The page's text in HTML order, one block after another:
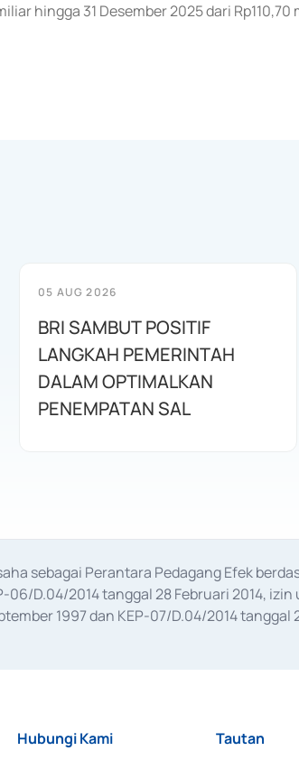
hingga 31 Desember 2025 dari Rp110,70
05 AUG 2026
BRI SAMBUT POSITIF
LANGKAH PEMERINTAH
DALAM OPTIMALKAN
PENEMPATAN SAL
sebagai Perantara Pedagang Efek
06/D.04/2014 tanggal 28 Februari 2014,
1997 dan KEP-07/D.04/2014
Hubungi Kami Tautan